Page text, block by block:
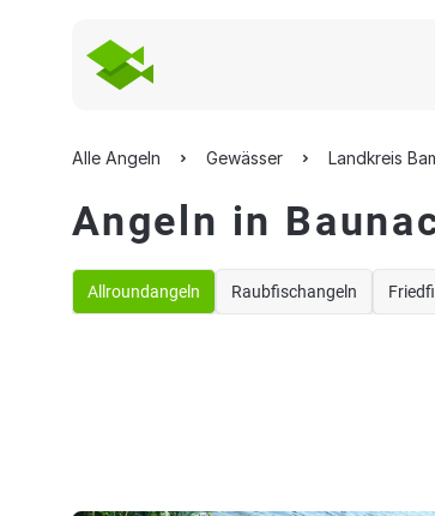
Alle Angeln Gewässer Landkreis
Angeln in
Allroundangeln Raubfischangeln